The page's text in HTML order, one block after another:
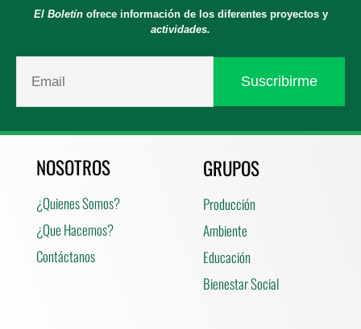
El Boletínofrece información de los diferentes proyectos y
actividades.
NOSOTROS
¿Quienes Somos?
¿Que Hacemos?
Contáctanos
GRUPOS
Producción
Ambiente
Educación
Bienestar Social